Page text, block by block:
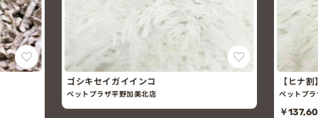
ゴシキセイガイインコ
ペットプラザ平野加美北店
【ヒナ
ト）
ペットプ
￥